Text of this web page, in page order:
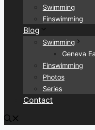
Swimming
Finswimming
Blog
Swimming
Geneva
Finswimming
Photos
Series
Contact